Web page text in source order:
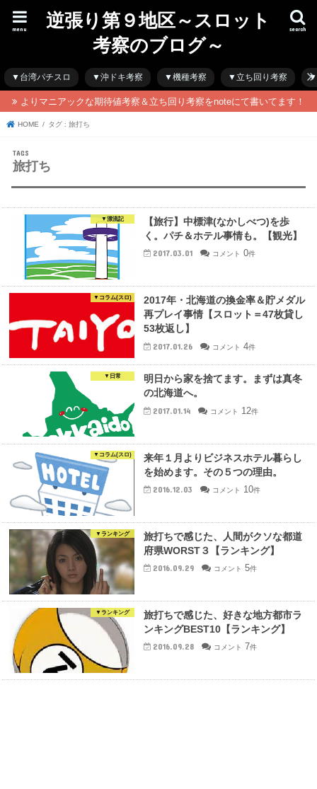
逆張り第９地区～スロット
考察のブログ～
search
menu
▼台湾パチスロ ▼沖ドキ考察 ▼機種考察 ▼立ち回り考察 ▼
よりマニアックな期待値考察＆立ち回り考察をnoteにて書いてます！
HOME タグ : 旅打ち
旅打ち
▼漂流記
【旅行】中標津(なかしべつ)を歩
く。パチ＆ホテル事情も。【観光】
2017.03.01 コメント 0件
▼コラム(スロ)
2017年・北海道の換金率＆貯メダル
再プレイ事情【スロット＝47枚貸し
53枚返し】
2017.01.26 コメント 4件
▼日常
明日から家を捨てます。まずは真冬
の北海道へ。
2017.01.14 コメント 12件
▼コラム(スロ)
来年１月よりビジネスホテル暮らし
を始めます。その５つの理由。
2016.12.03 コメント 10件
▼ランキング
旅打ちで感じた、人間がクソな都道
府県WORST３【ランキング】
2016.09.29 コメント 5件
▼ランキング
旅打ちで感じた、好きな地方都市ラ
ンキングBEST10【ランキング】
2016.09.28 コメント 7件